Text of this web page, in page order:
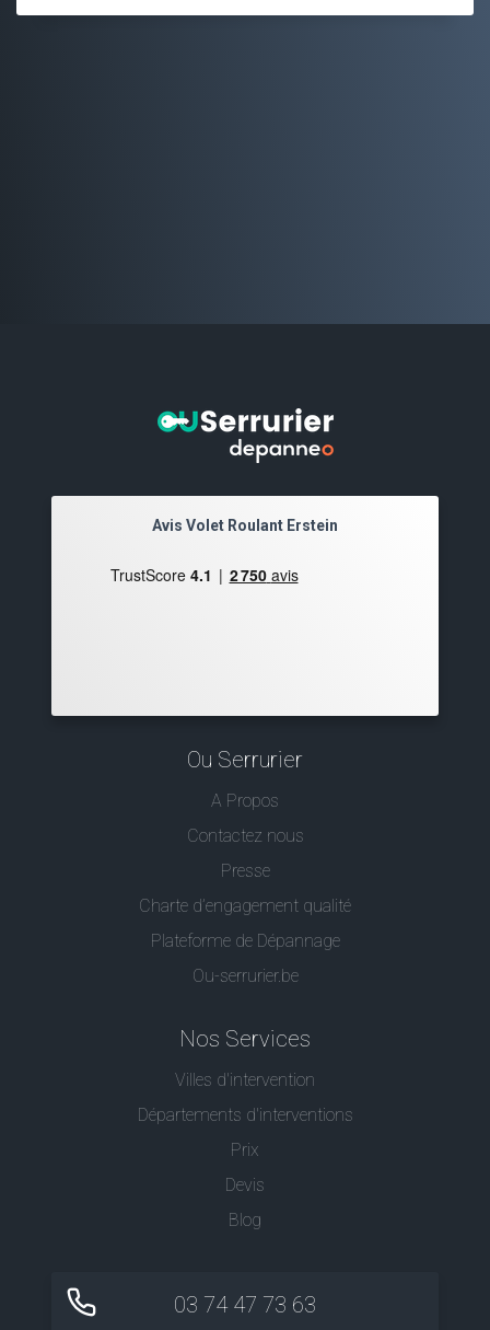
Avis Volet Roulant Erstein
Ou Serrurier
A Propos
Contactez nous
Presse
Charte d’engagement qualité
Plateforme de Dépannage
Ou-serrurier.be
Nos Services
Villes d'intervention
Départements d'interventions
Prix
Devis
Blog
03 74 47 73 63